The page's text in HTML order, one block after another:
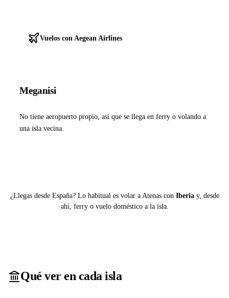
Vuelos con Aegean Airlines
Meganisi
No tiene aeropuerto propio, así que se llega en ferry o volando a
una isla vecina.
¿Llegas desde España? Lo habitual es volar a Atenas con Iberiay, desde
ahí, ferry o vuelo doméstico a la isla.
Qué ver en cada isla